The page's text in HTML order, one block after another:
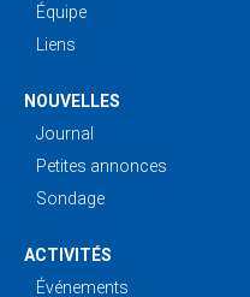
Équipe
Liens
NOUVELLES
Journal
Petites annonces
Sondage
ACTIVITÉS
Événements